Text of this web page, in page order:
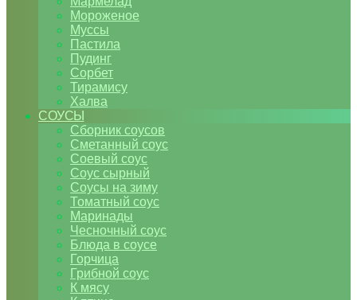
Мороженое
Муссы
Пастила
Пудинг
Сорбет
Тирамису
Халва
СОУСЫ
Сборник соусов
Сметанный соус
Соевый соус
Соус сырный
Соусы на зиму
Томатный соус
Маринады
Чесночный соус
Блюда в соусе
Горчица
Грибной соус
К мясу